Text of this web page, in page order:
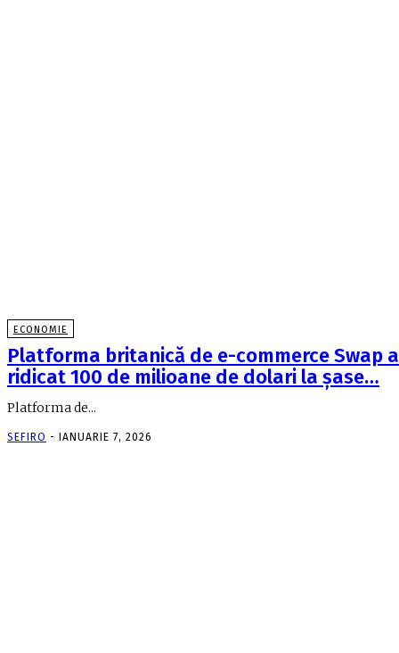
ECONOMIE
Platforma britanică de e-commerce Swap a
ridicat 100 de milioane de dolari la şase…
Platforma de...
SEFIRO - IANUARIE 7, 2026